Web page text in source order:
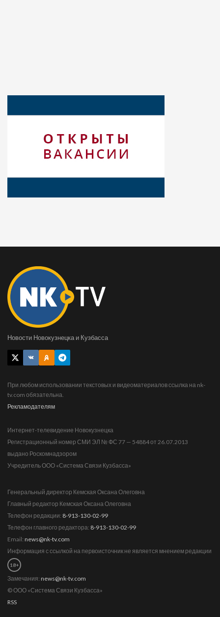
Новости Новокузнецка и Кузбасса
При любом использовании текстовых и видеоматериалов ссылка на nk-
tv.com обязательна.
Рекламодателям
Интернет-телевидение Новокузнецка
Регистрационный номер СМИ ЭЛ № ФС 77 — 54884 от 26.07.2013
выдано Роскомнадзором
Учредитель ООО «Система Связи Кузбасса»
Генеральный директор Кемская Оксана Олеговна
Главный редактор Кемская Оксана Олеговна
Телефон редакции: 8-913-130-02-99
Телефон главного редактора: 8-913-130-02-99
Email: news@nk-tv.com
Информация с ссылкой на первоисточник не является мнением редакции
18+
Замечания: news@nk-tv.com
© ООО «Система Связи Кузбасса»
RSS